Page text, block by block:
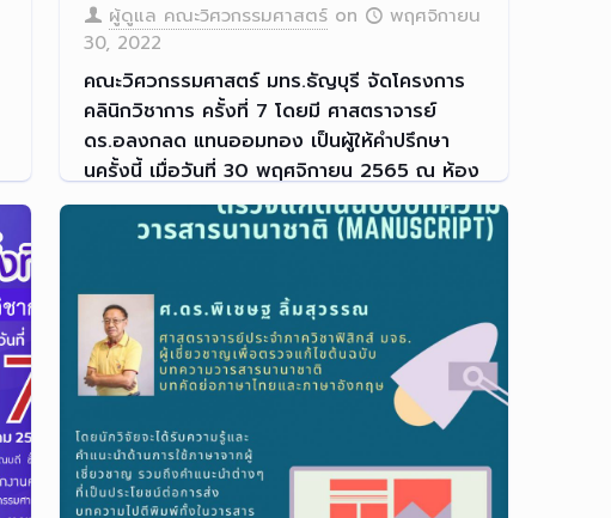
ผู้ดูแล คณะวิศวกรรมศาสตร์ on
พฤศจิกายน
30, 2022
คณะวิศวกรรมศาสตร์ มทร.ธัญบุรี จัดโครงการ
คลินิกวิชาการ ครั้งที่ 7 โดยมี ศาสตราจารย์
ดร.อลงกลด แทนออมทอง เป็นผู้ให้คำปรึกษา
นครั้งนี้ เมื่อวันที่ 30 พฤศจิกายน 2565 ณ ห้อง
ราชพฤกษ์ ชั้น 3 อาคารสำนักงานคณบดี คณะ
วิศวกรรมศาสตร์ มทร.ธัญบุรี